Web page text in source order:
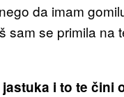
da imam
sam se primila
i to te čini